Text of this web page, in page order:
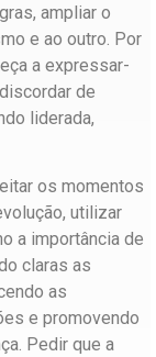
ampliar o
e ao outro. Por
a expressar-
de
liderada,
os momentos
utilizar
a importância de
claras as
as
e promovendo
Pedir que a